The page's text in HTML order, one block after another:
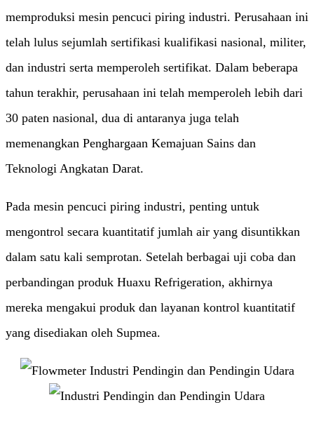
memproduksi mesin pencuci piring industri. Perusahaan ini
telah lulus sejumlah sertifikasi kualifikasi nasional, militer,
dan industri serta memperoleh sertifikat. Dalam beberapa
tahun terakhir, perusahaan ini telah memperoleh lebih dari
30 paten nasional, dua di antaranya juga telah
memenangkan Penghargaan Kemajuan Sains dan
Teknologi Angkatan Darat.
Pada mesin pencuci piring industri, penting untuk
mengontrol secara kuantitatif jumlah air yang disuntikkan
dalam satu kali semprotan. Setelah berbagai uji coba dan
perbandingan produk Huaxu Refrigeration, akhirnya
mereka mengakui produk dan layanan kontrol kuantitatif
yang disediakan oleh Supmea.